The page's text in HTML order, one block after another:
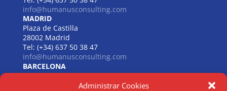
Administrar Cookies
info@humanusconsulting.com
MADRID
Plaza de Castilla
28002 Madrid
Tel: (+34) 637 50 38 47
info@humanusconsulting.com
BARCELONA
Carrer de Beethoven
08021 Barcelona